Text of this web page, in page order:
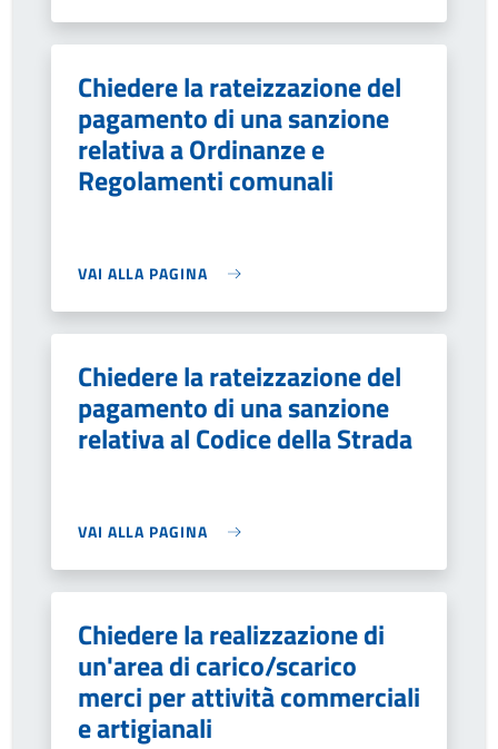
Chiedere la rateizzazione del
pagamento di una sanzione
relativa a Ordinanze e
Regolamenti comunali
VAI ALLA PAGINA
Chiedere la rateizzazione del
pagamento di una sanzione
relativa al Codice della Strada
VAI ALLA PAGINA
Chiedere la realizzazione di
un'area di carico/scarico
merci per attività commerciali
e artigianali